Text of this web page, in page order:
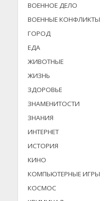
ВОЕННОЕ ДЕЛО
ВОЕННЫЕ КОНФЛИКТЫ
ГОРОД
ЕДА
ЖИВОТНЫЕ
ЖИЗНЬ
ЗДОРОВЬЕ
ЗНАМЕНИТОСТИ
ЗНАНИЯ
ИНТЕРНЕТ
ИСТОРИЯ
КИНО
КОМПЬЮТЕРНЫЕ ИГРЫ
КОСМОС